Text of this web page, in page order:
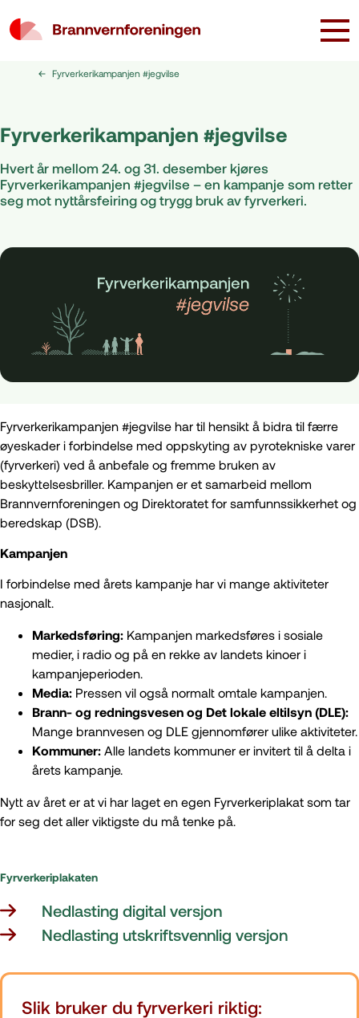
Fyrverkerikampanjen #jegvilse
Fyrverkerikampanjen #jegvilse
Hvert år mellom 24. og 31. desember kjøres
Fyrverkerikampanjen #jegvilse – en kampanje som retter
seg mot nyttårsfeiring og trygg bruk av fyrverkeri.
Fyrverkerikampanjen #jegvilse har til hensikt å bidra til færre
øyeskader i forbindelse med oppskyting av pyrotekniske varer
(fyrverkeri) ved å anbefale og fremme bruken av
beskyttelsesbriller. Kampanjen er et samarbeid mellom
Brannvernforeningen og Direktoratet for samfunnssikkerhet og
beredskap (DSB).
Kampanjen
I forbindelse med årets kampanje har vi mange aktiviteter
nasjonalt.
Markedsføring: Kampanjen markedsføres i sosiale
medier, i radio og på en rekke av landets kinoer i
kampanjeperioden.
Media: Pressen vil også normalt omtale kampanjen.
Brann- og redningsvesen og Det lokale eltilsyn (DLE):
Mange brannvesen og DLE gjennomfører ulike aktiviteter.
Kommuner: Alle landets kommuner er invitert til å delta i
årets kampanje.
Nytt av året er at vi har laget en egen Fyrverkeriplakat som tar
for seg det aller viktigste du må tenke på.
Fyrverkeriplakaten
Nedlasting digital versjon
Nedlasting utskriftsvennlig versjon
Slik bruker du fyrverkeri riktig: